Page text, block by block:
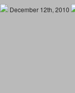
December 12th, 2010